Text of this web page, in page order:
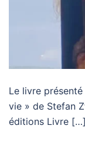
Le livre
vie » de Stefan
éditions Livre […]